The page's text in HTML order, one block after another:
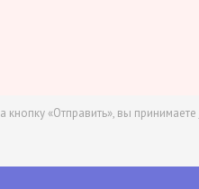
кнопку «Отправить», вы принимаете